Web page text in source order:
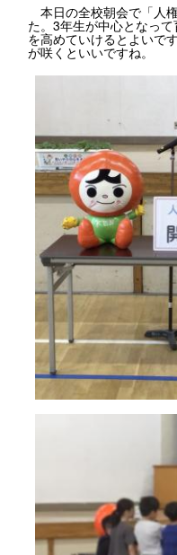
本日の全校朝会で「人
た。3年生が中心となっ
を高めていけるとよいで
が咲くといいですね。